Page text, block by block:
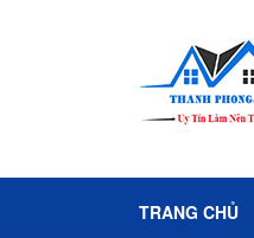
TRANG CHỦ